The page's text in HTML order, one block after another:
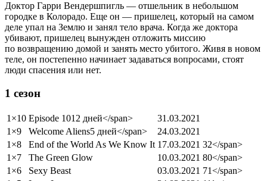
Доктор Гарри Вендершпигль — отшельник в небольшом
городке в Колорадо. Еще он — пришелец, который на самом
деле упал на Землю и занял тело врача. Когда же доктора
убивают, пришелец вынужден отложить миссию
по возвращению домой и занять место убитого. Живя в новом
теле, он постепенно начинает задаваться вопросами, стоят
люди спасения или нет.
1 сезон
1×10 Episode 1012 дней</span>
31.03.2021
1×9
Welcome Aliens5 дней</span>
24.03.2021
1×8
End of the World As We Know It 17.03.2021 32</span>
1×7
The Green Glow 10.03.2021 80</span>
1×6
Sexy Beast 03.03.2021 71</span>